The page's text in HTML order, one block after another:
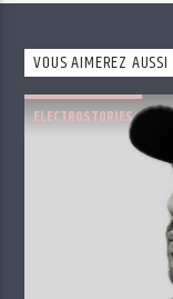
VOUS AIMEREZ AUSSI
ELECTROSTORIES